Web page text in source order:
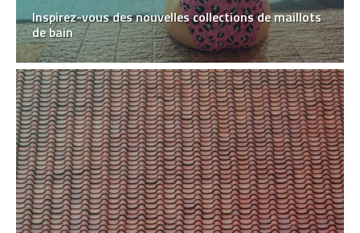
Inspirez-vous des nouvelles collections de maillots
de bain